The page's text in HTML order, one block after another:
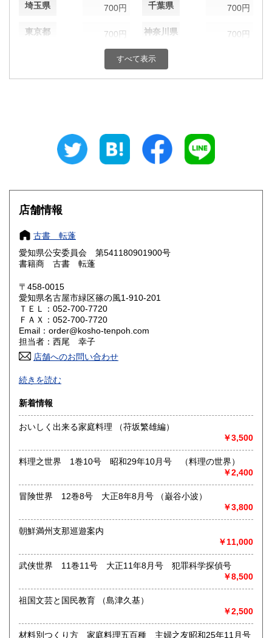
埼玉県 700円 千葉県 700円
東京都 700円 神奈川県 700円
700円 富山県
静岡県
640円 三重県
滋賀県 700円 京都府 700円
大阪府
奈良県
鳥取県
岡山県 810円 広島県
山口県 810円
香川県
佐賀県
熊本県 970円 大分県
宮崎県 970円 鹿児島県 970円
すべて表示
店舗情報
古書 転蓬
愛知県公安委員会 第541180901900号
書籍商 古書 転蓬
〒458-0015
愛知県名古屋市緑区篠の風1-910-201
ＴＥＬ：052-700-7720
ＦＡＸ：052-700-7720
Email：order@kosho-tenpoh.com
担当者：西尾 幸子
店舗へのお問い合わせ
近代文学、海外文学、探偵・幻想・SF、美術、絵本・児童
書、オカルティズムなど。
面白い本、変った本を取り揃えるように努力しております。
HPもぜひご覧下さいませ。
沿線名：-
営業時間：-
定休日：不定休
書籍の買取について
古い本を買取いたします。和本から明治・大正・昭和初期の
近代文学(小説・詩集・歌集・句集)、SF・ミステリなどの大
衆小説、美術書、宗教書、児童書、雑誌、写真や資料・地図
などの紙もの等は大歓迎。しっかりと査定させていただきま
続きを読む
新着情報
おいしく出来る家庭料理 （苻坂繁雄編）
￥3,500
料理之世界 1巻10号 昭和29年10月号 （料理の世界）
￥2,400
冒険世界 12巻8号 大正8年8月号 （巌谷小波）
￥3,800
朝鮮満州支那巡遊案内
￥11,000
武侠世界 11巻11号 大正11年8月号 犯罪科学探偵号
￥8,500
祖国文芸と国民教育 （島津久基）
￥2,500
材料別つくり方 家庭料理五百種 主婦之友昭和25年11月号